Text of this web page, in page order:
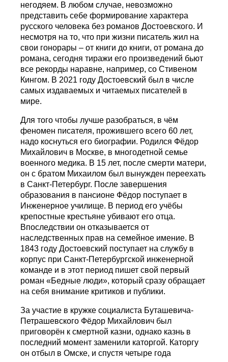
негодяем. В любом случае, невозможно
представить себе формирование характера
русского человека без романов Достоевского. И
несмотря на то, что при жизни писатель жил на
свои гонорары – от книги до книги, от романа до
романа, сегодня тиражи его произведений бьют
все рекорды наравне, например, со Стивеном
Кингом. В 2021 году Достоевский был в числе
самых издаваемых и читаемых писателей в
мире.
Для того чтобы лучше разобраться, в чём
феномен писателя, прожившего всего 60 лет,
надо коснуться его биографии. Родился Фёдор
Михайлович в Москве, в многодетной семье
военного медика. В 15 лет, после смерти матери,
он с братом Михаилом был вынужден переехать
в Санкт-Петербург. После завершения
образования в пансионе Фёдор поступает в
Инженерное училище. В период его учёбы
крепостные крестьяне убивают его отца.
Впоследствии он отказывается от
наследственных прав на семейное имение. В
1843 году Достоевский поступает на службу в
корпус при Санкт-Петербургской инженерной
команде и в этот период пишет свой первый
роман «Бедные люди», который сразу обращает
на себя внимание критиков и публики.
За участие в кружке социалиста Буташевича-
Петрашевского Фёдор Михайлович был
приговорён к смертной казни, однако казнь в
последний момент заменили каторгой. Каторгу
он отбыл в Омске, и спустя четыре года